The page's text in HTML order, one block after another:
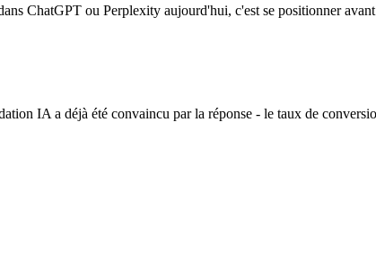
ChatGPT ou Perplexity aujourd'hui, c'est se positionner
IA a déjà été convaincu par la réponse - le taux de